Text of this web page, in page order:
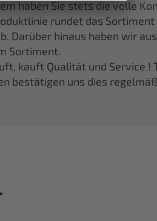
haben Sie stets die volle
rundet das Sortiment
Darüber hinaus haben wir
Sortiment.
kauft Qualität und Service !
bestätigen uns dies